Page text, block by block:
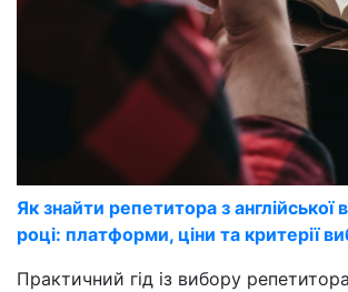
Як знайти репетитора з англійської
році: платформи, ціни та критерії
Практичний гід із вибору